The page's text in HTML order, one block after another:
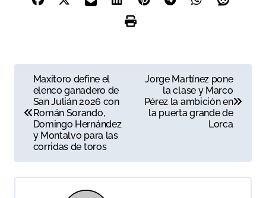
g
Maxitoro define el
elenco ganadero de
San Julián 2026 con
Román Sorando,
Domingo Hernández
y Montalvo para las
corridas de toros
Jorge Martínez pone
la clase y Marco
Pérez la ambición en
la puerta grande de
Lorca